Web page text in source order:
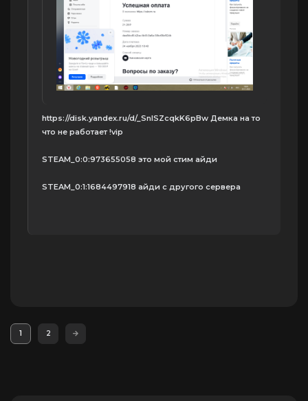
https://disk.yandex.ru/d/_SnlSZcqkK6pBw Демка на то
что не работает !vip
STEAM_0:0:973655058 это мой стим айди
STEAM_0:1:1684497918 айди с другого сервера
1 2